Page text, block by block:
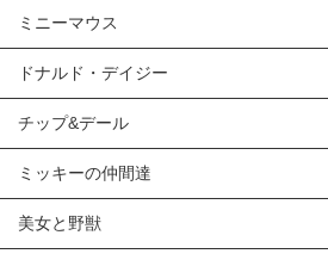
ミニーマウス
ドナルド・デイジー
チップ&デール
ミッキーの仲間達
美女と野獣